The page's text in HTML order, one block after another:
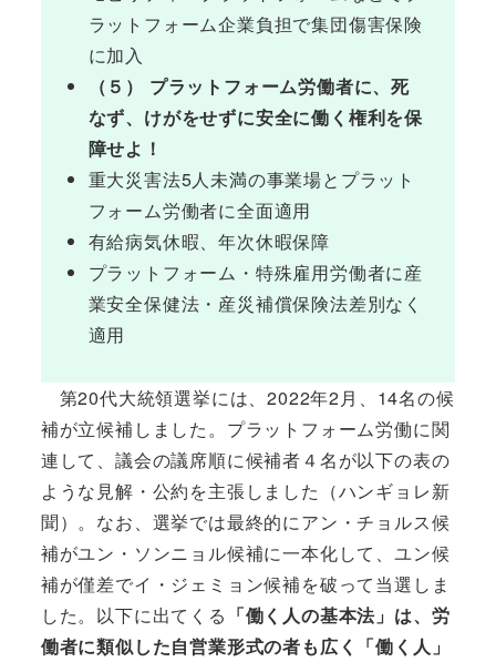
ラットフォーム企業負担で集団傷害保険
に加入
（５） プラットフォーム労働者に、死
なず、けがをせずに安全に働く権利を保
障せよ！
重大災害法5人未満の事業場とプラット
フォーム労働者に全面適用
有給病気休暇、年次休暇保障
プラットフォーム・特殊雇用労働者に産
業安全保健法・産災補償保険法差別なく
適用
第20代大統領選挙には、2022年2月、14名の候
補が立候補しました。プラットフォーム労働に関
連して、議会の議席順に候補者４名が以下の表の
ような見解・公約を主張しました（ハンギョレ新
聞）。なお、選挙では最終的にアン・チョルス候
補がユン・ソンニョル候補に一本化して、ユン候
補が僅差でイ・ジェミョン候補を破って当選しま
した。以下に出てくる 「働く人の基本法」は、労
働者に類似した自営業形式の者も広く「働く人」